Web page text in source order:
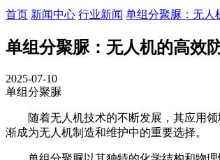
首页 新闻中心 行业新闻 单组分聚脲：无人
单组分聚脲：无人机的高效
2025-07-10
单组分聚脲
随着无人机技术的不断发展，其应用领
渐成为无人机制造和维护中的重要选择。